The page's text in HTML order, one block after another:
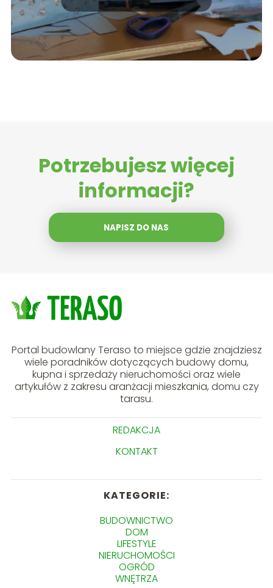
Potrzebujesz więcej
informacji?
NAPISZ DO NAS
Portal budowlany Teraso to miejsce gdzie znajdziesz
wiele poradników dotyczących budowy domu,
kupna i sprzedaży nieruchomości oraz wiele
artykułów z zakresu aranżacji mieszkania, domu czy
tarasu.
REDAKCJA
KONTAKT
KATEGORIE:
BUDOWNICTWO
DOM
LIFESTYLE
NIERUCHOMOŚCI
OGRÓD
WNĘTRZA